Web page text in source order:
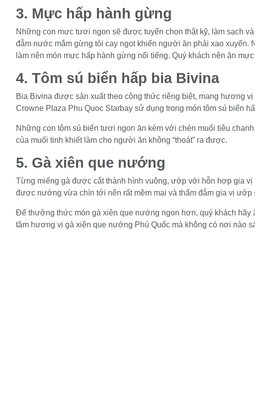
3. Mực hấp hành gừng
Những con mực tươi ngon sẽ được tuyển chọn thật kỹ, làm sạch
đẫm nước mắm gừng tỏi cay ngọt khiến người ăn phải xao
làm nên món mực hấp hành gừng nổi tiếng. Quý khách nên ăn
4. Tôm sú biển hấp bia Bivina
Bia Bivina được sản xuất theo công thức riêng biệt, mang hương
Crowne Plaza Phu Quoc Starbay sử dụng trong món tôm sú biển
Những con tôm sú biển tươi ngon ăn kèm với chén muối tiêu
của muối tinh khiết làm cho người ăn không “thoát” ra được.
5. Gà xiên que nướng
Từng miếng gà được cắt thành hình vuông, ướp với hỗn hợp gia
được nướng vừa chín tới nên rất mềm mại và thấm đẫm gia vị ướp
Để thưởng thức món gà xiên que nướng ngon hơn, quý khách
tầm hương vị gà xiên que nướng Phú Quốc mà không có nơi nào